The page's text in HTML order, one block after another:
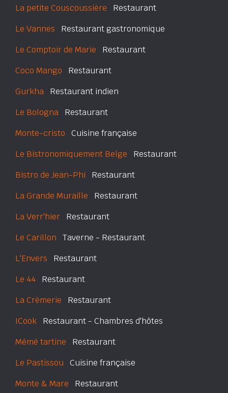
La petite Couscoussière Restaurant
Le Vannes Restaurant gastronomique
Le Comptoir de Marie Restaurant
Coco Mango Restaurant
Gurkha Restaurant indien
Le Bologna Restaurant
Monte-cristo Cuisine française
Le Bistronomiquement Belge Restaurant
Bistro de Jean-Phi Restaurant
La Grande Muraille Restaurant
La Verr'hier Restaurant
Le Carillon Taverne - Restaurant
L'Envers Restaurant
Le 44 Restaurant
La Crèmerie Restaurant
ICook Restaurant - Chambres d'hôtes
Mémé tartine Restaurant
Le Pastissou Cuisine française
Monte & Mare Restaurant